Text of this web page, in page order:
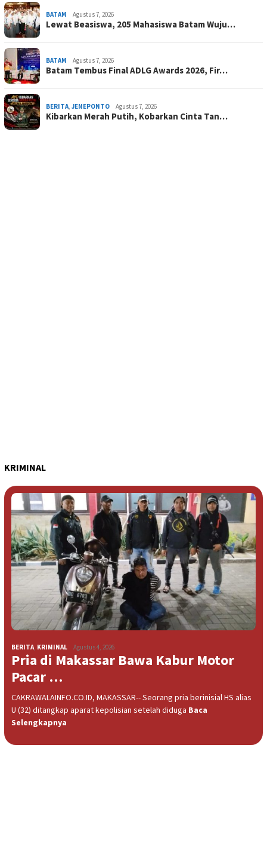
BATAM Agustus 7, 2026
Lewat Beasiswa, 205 Mahasiswa Batam Wuju…
BATAM Agustus 7, 2026
Batam Tembus Final ADLG Awards 2026, Fir…
BERITA, JENEPONTO Agustus 7, 2026
Kibarkan Merah Putih, Kobarkan Cinta Tan…
KRIMINAL
BERITA KRIMINAL Agustus 4, 2026
Pria di Makassar Bawa Kabur Motor
Pacar …
CAKRAWALAINFO.CO.ID, MAKASSAR-- Seorang pria berinisial HS alias
U (32) ditangkap aparat kepolisian setelah diduga Baca
Selengkapnya